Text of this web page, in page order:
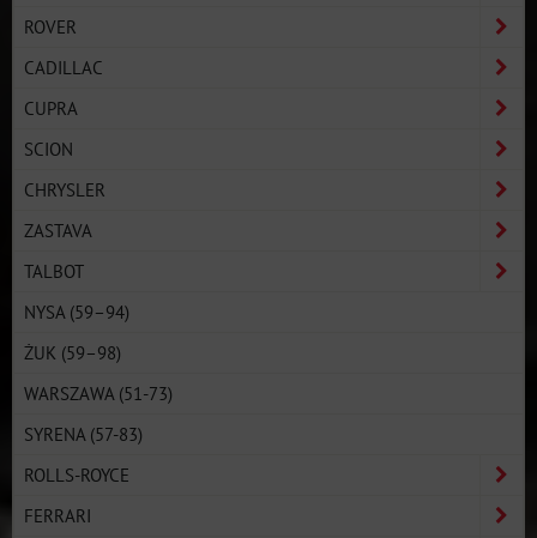
ROVER
CADILLAC
CUPRA
SCION
CHRYSLER
ZASTAVA
TALBOT
NYSA (59–94)
ŻUK (59–98)
WARSZAWA (51-73)
SYRENA (57-83)
ROLLS-ROYCE
FERRARI